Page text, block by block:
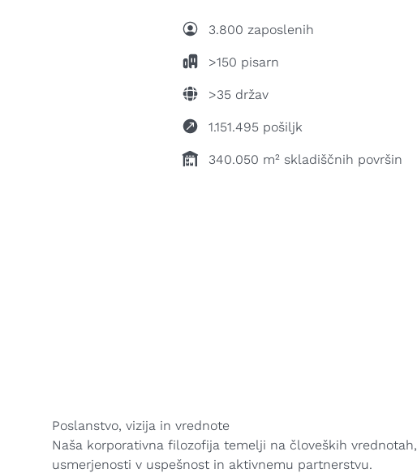
3.800 zaposlenih
>150 pisarn
>35 držav
1.151.495 pošiljk
340.050 m² skladiščnih površin
Poslanstvo, vizija in vrednote
Naša korporativna filozofija temelji na človeških vrednotah,
usmerjenosti v uspešnost in aktivnemu partnerstvu.